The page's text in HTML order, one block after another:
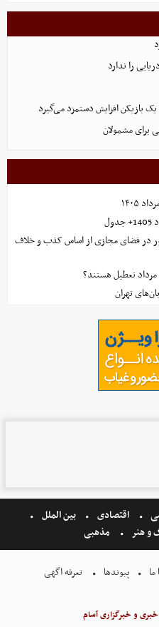
را ندارد
بازیکن افزایش دستمزد می‌گیرد
برای مشمولان
در فضای مجازی از اساس کذب و خلاف
تهران
اقتصادی
بین الملل
و هنر مذهبی
پیوندها تعرفه اگهی
و خبرگزاری آسام